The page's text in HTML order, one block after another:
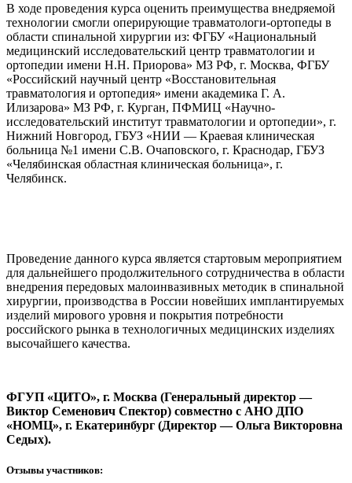
В ходе проведения курса оценить преимущества внедряемой
технологии смогли оперирующие травматологи-ортопеды в
области спинальной хирургии из: ФГБУ «Национальный
медицинский исследовательский центр травматологии и
ортопедии имени Н.Н. Приорова» МЗ РФ, г. Москва, ФГБУ
«Российский научный центр «Восстановительная
травматология и ортопедия» имени академика Г. А.
Илизарова» МЗ РФ, г. Курган, ПФМИЦ «Научно-
исследовательский институт травматологии и ортопедии», г.
Нижний Новгород, ГБУЗ «НИИ — Краевая клиническая
больница №1 имени С.В. Очаповского, г. Краснодар, ГБУЗ
«Челябинская областная клиническая больница», г.
Челябинск.
Проведение данного курса является стартовым мероприятием
для дальнейшего продолжительного сотрудничества в области
внедрения передовых малоинвазивных методик в спинальной
хирургии, производства в России новейших имплантируемых
изделий мирового уровня и покрытия потребности
российского рынка в технологичных медицинских изделиях
высочайшего качества.
ФГУП «ЦИТО», г. Москва (Генеральный директор —
Виктор Семенович Спектор) совместно с АНО ДПО
«НОМЦ», г. Екатеринбург (Директор — Ольга Викторовна
Седых).
Отзывы участников: